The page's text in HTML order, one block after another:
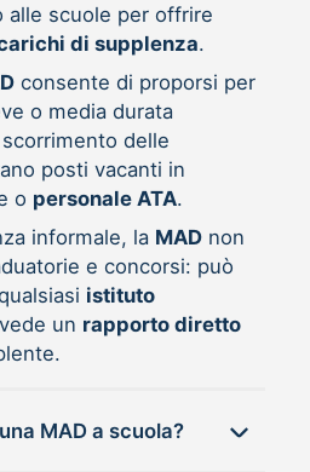
alle scuole per offrire
di supplenza.
consente di proporsi per
o media durata
delle
posti vacanti in
o personale ATA.
informale, la MADnon
e concorsi: può
istituto
un rapporto diretto
Chi può inviare una MAD a scuola?